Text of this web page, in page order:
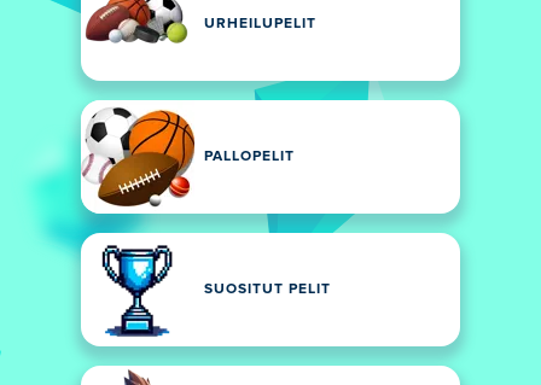
URHEILUPELIT
PALLOPELIT
SUOSITUT PELIT